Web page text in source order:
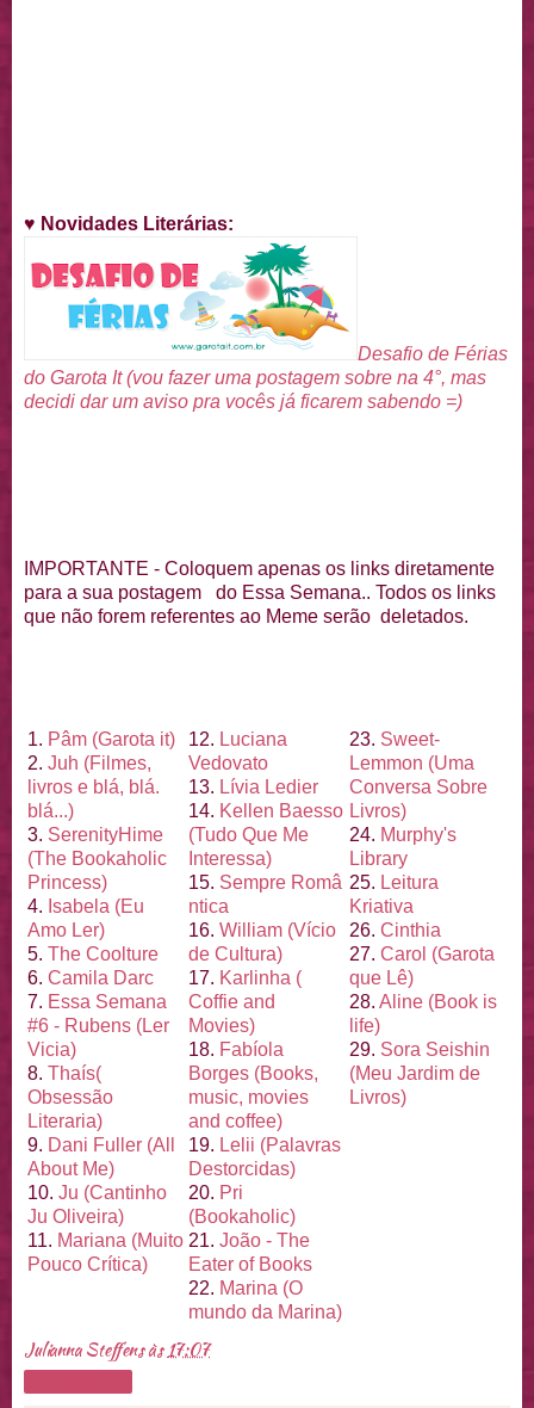
♥ Novidades Literárias:
Desafio de Férias
do Garota It (vou fazer uma postagem sobre na 4°, mas
decidi dar um aviso pra vocês já ficarem sabendo =)
IMPORTANTE - Coloquem apenas os links diretamente
para a sua postagem do Essa Semana.. Todos os links
que não forem referentes ao Meme serão deletados.
1. Pâm (Garota it)
2. Juh (Filmes,
livros e blá, blá.
blá...)
3. SerenityHime
(The Bookaholic
Princess)
4. Isabela (Eu
Amo Ler)
5. The Coolture
6. Camila Darc
7. Essa Semana
#6 - Rubens (Ler
Vicia)
8. Thaís(
Obsessão
Literaria)
9. Dani Fuller (All
About Me)
10. Ju (Cantinho
Ju Oliveira)
11. Mariana (Muito
Pouco Crítica)
12. Luciana
Vedovato
13. Lívia Ledier
14. Kellen Baesso
(Tudo Que Me
Interessa)
15. Sempre Româ
ntica
16. William (Vício
de Cultura)
17. Karlinha (
Coffie and
Movies)
18. Fabíola
Borges (Books,
music, movies
and coffee)
19. Lelii (Palavras
Destorcidas)
20. Pri
(Bookaholic)
21. João - The
Eater of Books
22. Marina (O
mundo da Marina)
23. Sweet-
Lemmon (Uma
Conversa Sobre
Livros)
24. Murphy's
Library
25. Leitura
Kriativa
26. Cinthia
27. Carol (Garota
que Lê)
28. Aline (Book is
life)
29. Sora Seishin
(Meu Jardim de
Livros)
Julianna Steffensàs 17:07